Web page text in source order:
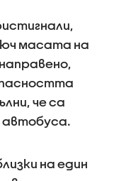
масата на
че са
автобуса.
на един